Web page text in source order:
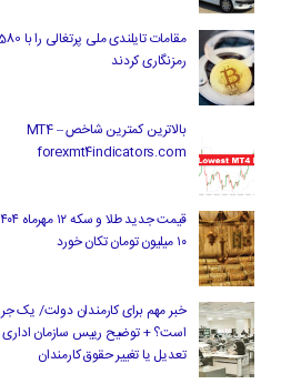
رمزنگاری کردند
بالاترین کمترین شاخص MT4 –
forexmt4indicators.com
۱۰ میلیون تومان تکان خورد
خبر مهم برای کارمندان دولت/ یک
است؟ + توضیح رییس سازمان اداری
تعدیل یا تغییر حقوق کارمندان